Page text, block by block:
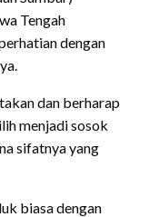
Tengah
dengan
dan berharap
menjadi sosok
sifatnya yang
biasa dengan